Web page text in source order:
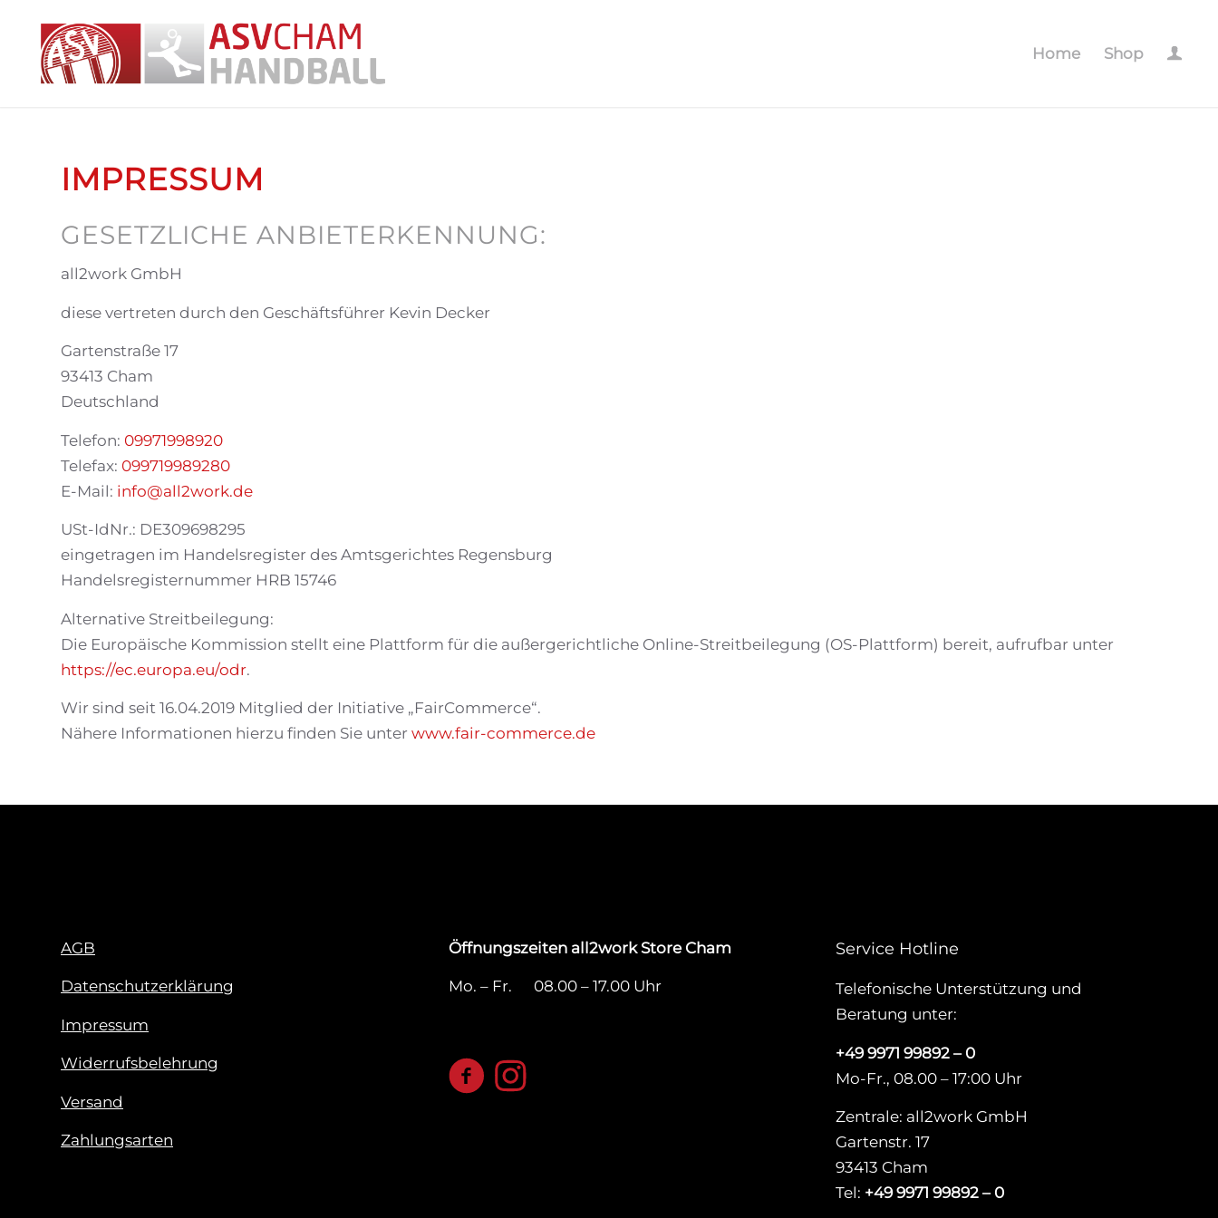
Home Shop
IMPRESSUM
GESETZLICHE ANBIETERKENNUNG:
all2work GmbH
diese vertreten durch den Geschäftsführer Kevin Decker
Gartenstraße 17
93413 Cham
Deutschland
Telefon: 09971998920
Telefax: 099719989280
E-Mail: info@all2work.de
USt-IdNr.: DE309698295
eingetragen im Handelsregister des Amtsgerichtes Regensburg
Handelsregisternummer HRB 15746
Alternative Streitbeilegung:
Die Europäische Kommission stellt eine Plattform für die außergerichtliche Online-Streitbeilegung (OS-Plattform) bereit, aufrufbar unter
https://ec.europa.eu/odr.
Wir sind seit 16.04.2019 Mitglied der Initiative „FairCommerce“.
Nähere Informationen hierzu finden Sie unter www.fair-commerce.de
AGB
Datenschutzerklärung
Impressum
Widerrufsbelehrung
Versand
Zahlungsarten
Öffnungszeiten all2work Store Cham
Mo. – Fr. 08.00 – 17.00 Uhr
Service Hotline
Telefonische Unterstützung und
Beratung unter:
+49 9971 99892 – 0
Mo-Fr., 08.00 – 17:00 Uhr
Zentrale: all2work GmbH
Gartenstr. 17
93413 Cham
Tel: +49 9971 99892 – 0